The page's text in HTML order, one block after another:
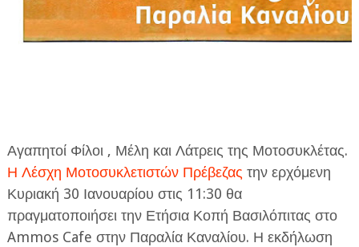
Αγαπητοί Φίλοι , Μέλη και Λάτρεις της Μοτοσυκλέτας.
Η Λέσχη Μοτοσυκλετιστών Πρέβεζας την ερχόμενη
Κυριακή 30 Ιανουαρίου στις 11:30 θα
πραγματοποιήσει την Ετήσια Κοπή Βασιλόπιτας στο
Ammos Cafe στην Παραλία Καναλίου. Η εκδήλωση